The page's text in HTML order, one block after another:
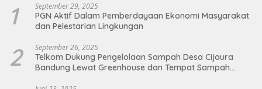
1 September 29, 2025
PGN Aktif Dalam Pemberdayaan Ekonomi Masyarakat
dan Pelestarian Lingkungan
2 September 26, 2025
Telkom Dukung Pengelolaan Sampah Desa Cijaura
Bandung Lewat Greenhouse dan Tempat Sampah